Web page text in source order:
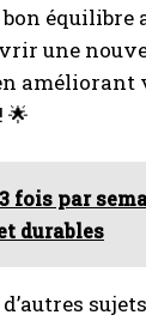
IN
Privacy Policy.
équilibre
une
améliorant
fois par
durables